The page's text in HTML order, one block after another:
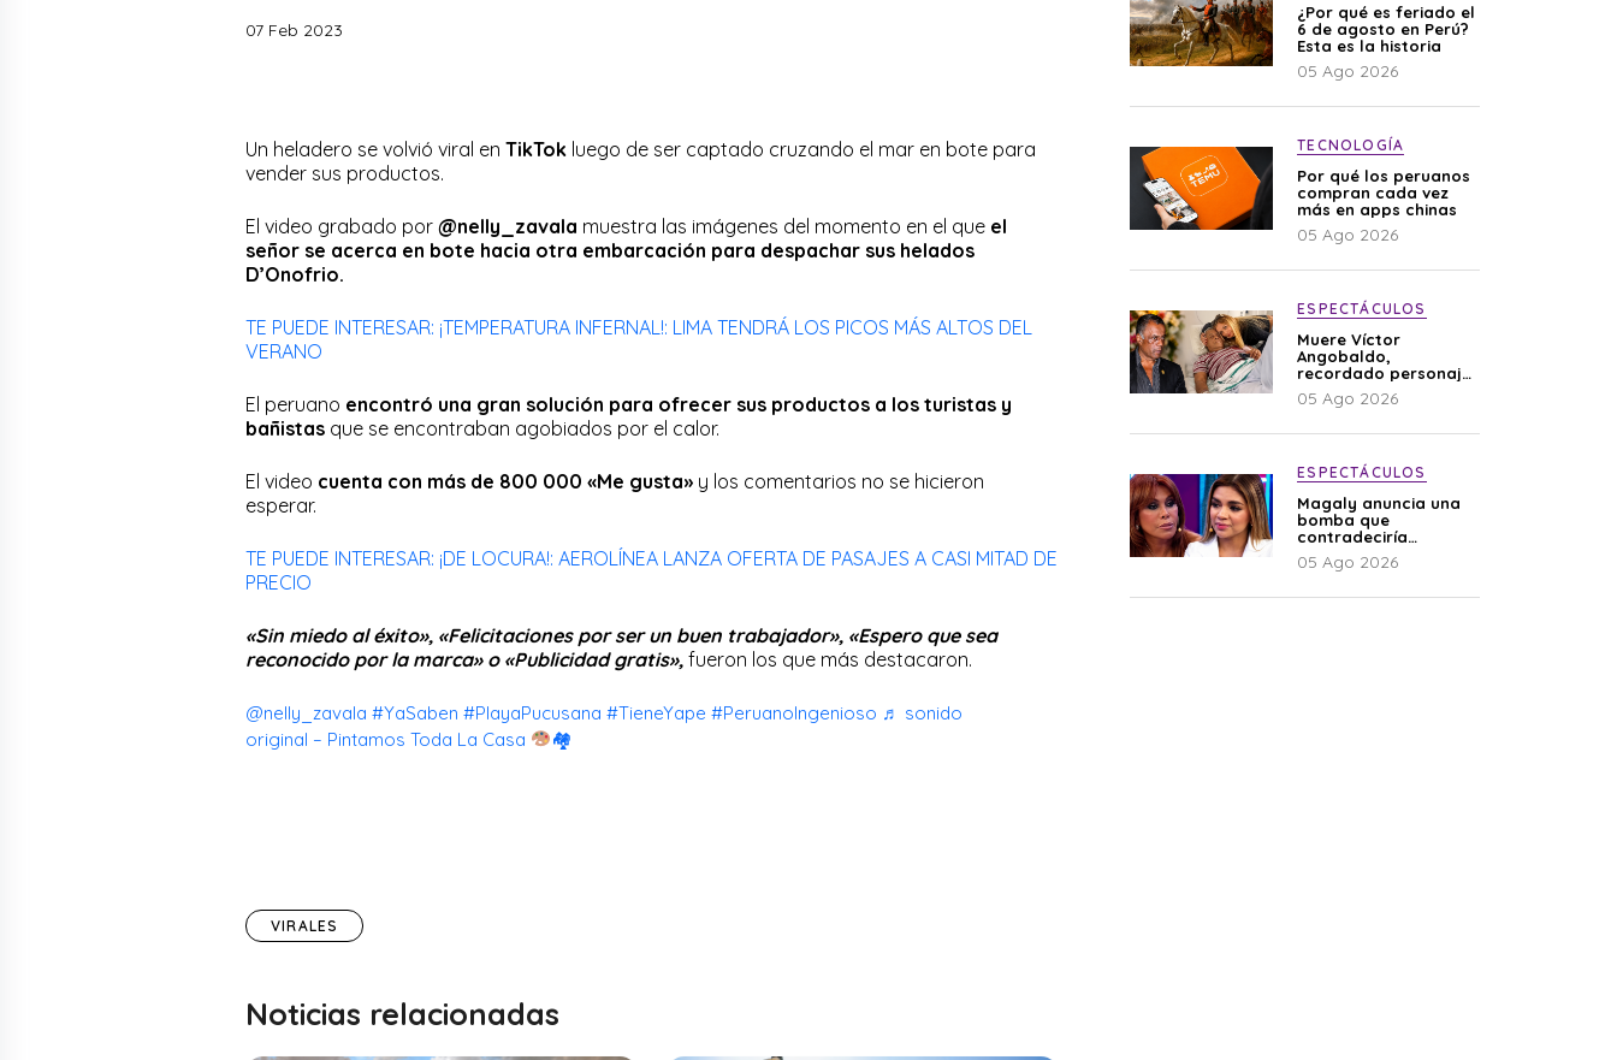
07 Feb 2023
Un heladero se volvió viral en TikTok luego de ser captado cruzando el mar en bote para
vender sus productos.
El video grabado por @nelly_zavala muestra las imágenes del momento en el que el
señor se acerca en bote hacia otra embarcación para despachar sus helados
D’Onofrio.
TE PUEDE INTERESAR: ¡TEMPERATURA INFERNAL!: LIMA TENDRÁ LOS PICOS MÁS ALTOS DEL
VERANO
El peruano encontró una gran solución para ofrecer sus productos a los turistas y
bañistas que se encontraban agobiados por el calor.
El video cuenta con más de 800 000 «Me gusta» y los comentarios no se hicieron
esperar.
TE PUEDE INTERESAR: ¡DE LOCURA!: AEROLÍNEA LANZA OFERTA DE PASAJES A CASI MITAD DE
PRECIO
«Sin miedo al éxito», «Felicitaciones por ser un buen trabajador», «Espero que sea
reconocido por la marca» o «Publicidad gratis», fueron los que más destacaron.
@nelly_zavala #YaSaben #PlayaPucusana #TieneYape #PeruanoIngenioso ♬ sonido
original – Pintamos Toda La Casa
🏘
VIRALES
Noticias relacionadas
¿Por qué es feriado el
6 de agosto en Perú?
Esta es la historia
05 Ago 2026
TECNOLOGÍA
Por qué los peruanos
compran cada vez
más en apps chinas
05 Ago 2026
ESPECTÁCULOS
Muere Víctor
Angobaldo,
recordado personaje
de la farándula y
expareja de Shirley
05 Ago 2026
ESPECTÁCULOS
Magaly anuncia una
bomba que
contradeciría
comunicado de La
Bella Luz: “Hay un
05 Ago 2026